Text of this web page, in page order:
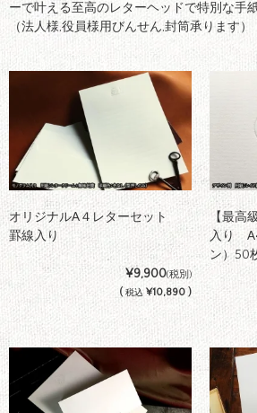
ーで叶える至高のレターヘッドで特別な手
（法人様,役員様用びんせん,封筒承ります）
オリジナルA４レターセット
罫線入り
¥9,900(税別)
( 税込 ¥10,890 )
【最高
入り
ン）50